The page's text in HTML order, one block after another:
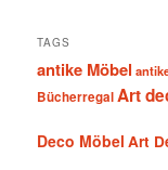
TAGS
antike Möbel
BücherregalArt
Deco Möbel Art